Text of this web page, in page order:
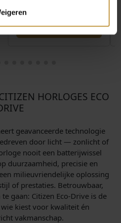
HORLOGES ECO
geavanceerde technologie
door licht — zonlicht of
nooit een batterijwissel
duurzaamheid, precisie en
milieuvriendelijke oplossing
of prestaties. Betrouwbaar,
gaan: Citizen Eco-Drive is de
kiest voor kwaliteit én
vakmanschap.